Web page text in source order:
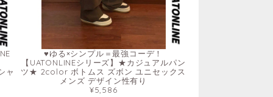
ャ
♥ゆる×シンプル＝最強コーデ！
【UATONLINEシリーズ】★カジュアルパン
ツ★ 2color ボトムス ズボン ユニセックス
メンズ デザイン性有り
¥5,586